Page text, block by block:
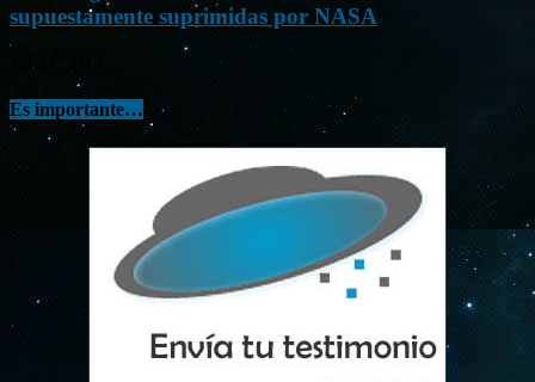
supuestamente suprimidas por NASA
Es importante…